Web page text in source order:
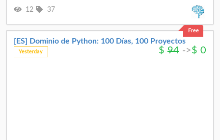
12 37
Free
[ES] Dominio de Python: 100 Días, 100 Proyectos
Yesterday $ 94 ->$ 0